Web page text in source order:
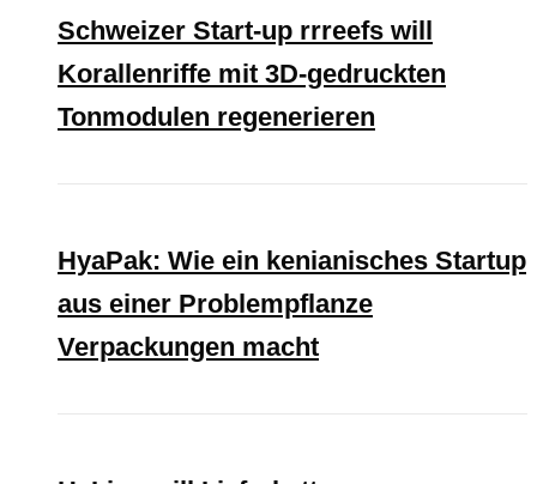
Schweizer Start-up rrreefs will
Korallenriffe mit 3D-gedruckten
Tonmodulen regenerieren
HyaPak: Wie ein kenianisches Startup
aus einer Problempflanze
Verpackungen macht